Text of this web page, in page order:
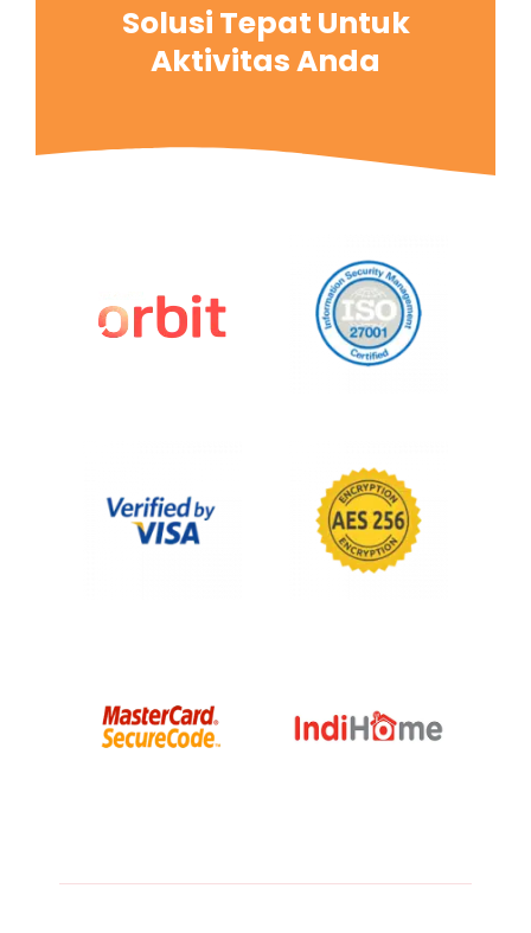
Solusi Tepat Untuk
Aktivitas Anda